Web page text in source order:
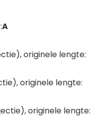
A
originele lengte:
originele lengte:
originele lengte: